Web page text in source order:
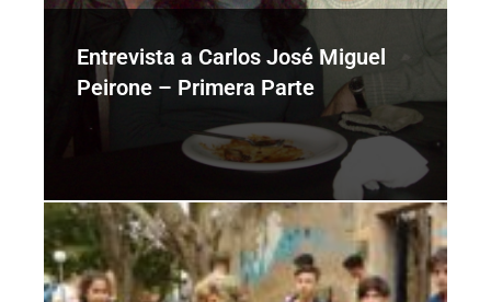
Entrevista a Carlos José Miguel
Peirone – Primera Parte